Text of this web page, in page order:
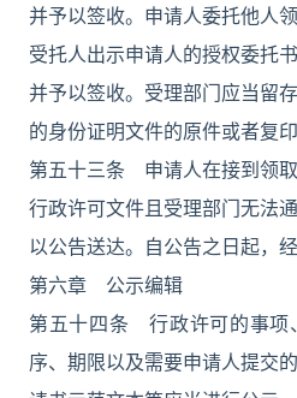
并予以签收。申请人委托他人
受托人出示申请人的授权委托
并予以签收。受理部门应当留
的身份证明文件的原件或者复印
第五十三条 申请人在接到领
行政许可文件且受理部门无法
以公告送达。自公告之日起，
第六章 公示编辑
第五十四条 行政许可的事项
序、期限以及需要申请人提交